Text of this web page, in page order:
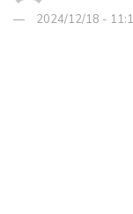
2024/12/18 -